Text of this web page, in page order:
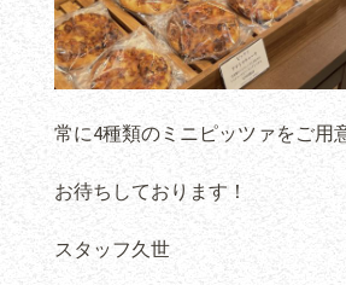
常に4種類のミニピッツァをご用
お待ちしております！
スタッフ久世